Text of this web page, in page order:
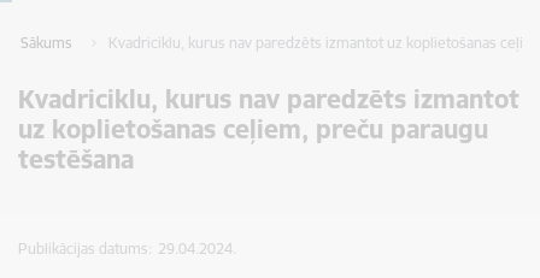
Sākums Kvadriciklu, kurus nav paredzēts izmantot uz koplietošanas
Kvadriciklu, kurus nav paredzēts izmantot
uz koplietošanas ceļiem, preču paraugu
testēšana
Publikācijas datums: 29.04.2024.